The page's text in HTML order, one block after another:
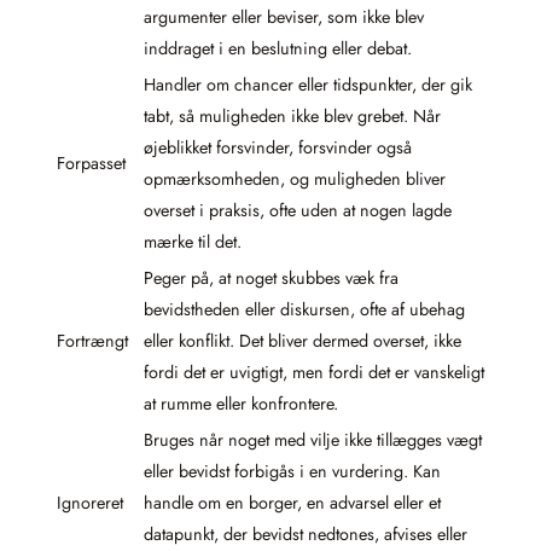
argumenter eller beviser, som ikke blev
inddraget i en beslutning eller debat.
Forpasset
Handler om chancer eller tidspunkter, der gik
tabt, så muligheden ikke blev grebet. Når
øjeblikket forsvinder, forsvinder også
opmærksomheden, og muligheden bliver
overset i praksis, ofte uden at nogen lagde
mærke til det.
Fortrængt
Peger på, at noget skubbes væk fra
bevidstheden eller diskursen, ofte af ubehag
eller konflikt. Det bliver dermed overset, ikke
fordi det er uvigtigt, men fordi det er vanskeligt
at rumme eller konfrontere.
Ignoreret
Bruges når noget med vilje ikke tillægges vægt
eller bevidst forbigås i en vurdering. Kan
handle om en borger, en advarsel eller et
datapunkt, der bevidst nedtones, afvises eller